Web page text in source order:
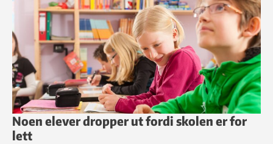
Noen elever dropper ut fordi skolen er for
lett